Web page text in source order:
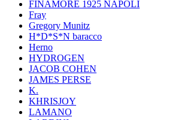
FINAMORE 1925 NAPOLI
Fray
Gregory Munitz
H*D*S*N baracco
Herno
HYDROGEN
JACOB COHEN
JAMES PERSE
K.
KHRISJOY
LAMANO